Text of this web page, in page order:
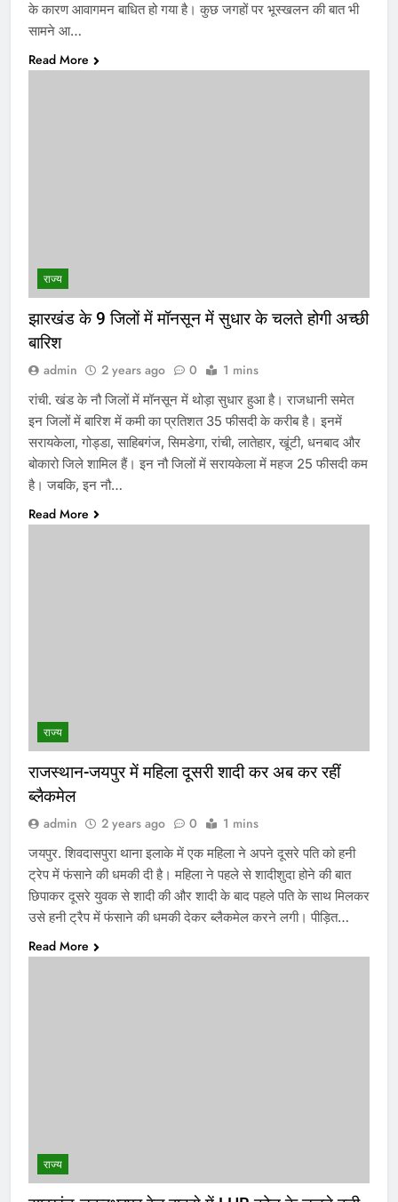
के कारण आवागमन बाधित हो गया है। कुछ जगहों पर भूस्खलन की बात भी
सामने आ…
Read More
राज्य
झारखंड के 9 जिलों में मॉनसून में सुधार के चलते होगी अच्छी
बारिश
admin 2 years ago 0 1 mins
रांची. खंड के नौ जिलों में मॉनसून में थोड़ा सुधार हुआ है। राजधानी समेत
इन जिलों में बारिश में कमी का प्रतिशत 35 फीसदी के करीब है। इनमें
सरायकेला, गोड्डा, साहिबगंज, सिमडेगा, रांची, लातेहार, खूंटी, धनबाद और
बोकारो जिले शामिल हैं। इन नौ जिलों में सरायकेला में महज 25 फीसदी कम
है। जबकि, इन नौ…
Read More
राज्य
राजस्थान-जयपुर में महिला दूसरी शादी कर अब कर रहीं
ब्लैकमेल
admin 2 years ago 0 1 mins
जयपुर. शिवदासपुरा थाना इलाके में एक महिला ने अपने दूसरे पति को हनी
ट्रेप में फंसाने की धमकी दी है। महिला ने पहले से शादीशुदा होने की बात
छिपाकर दूसरे युवक से शादी की और शादी के बाद पहले पति के साथ मिलकर
उसे हनी ट्रैप में फंसाने की धमकी देकर ब्लैकमेल करने लगी। पीड़ित…
Read More
राज्य